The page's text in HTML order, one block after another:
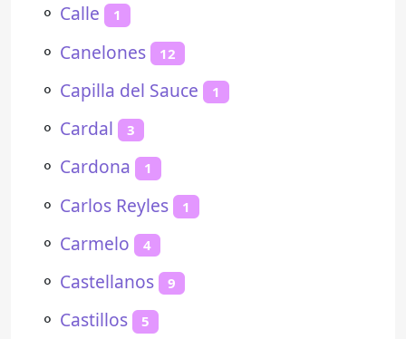
⚬ Calle 1
⚬ Canelones 12
⚬ Capilla del Sauce 1
⚬ Cardal 3
⚬ Cardona 1
⚬ Carlos Reyles 1
⚬ Carmelo 4
⚬ Castellanos 9
⚬ Castillos 5